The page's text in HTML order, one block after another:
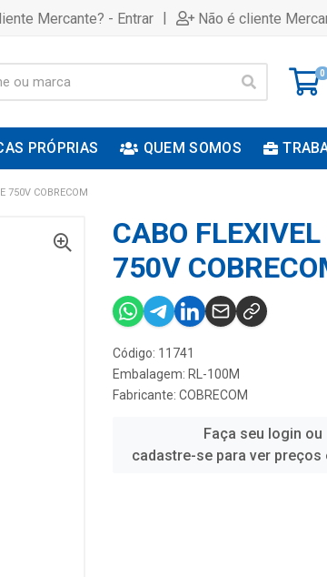
Mercante? - Entrar | Não é cliente
0
PRÓPRIAS QUEM SOMOS
750V COBRECOM
CABO
750V
Código: 11741
Embalagem: RL-100M
Fabricante: COBRECOM
Faça seu login ou
cadastre-se para ver preços